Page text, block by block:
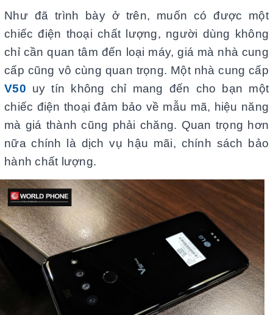
Như đã trình bày ở trên, muốn có được một
chiếc điện thoại chất lượng, người dùng không
chỉ cần quan tâm đến loại máy, giá mà nhà cung
cấp cũng vô cùng quan trọng. Một nhà cung cấp
V50 uy tín không chỉ mang đến cho bạn một
chiếc điện thoại đảm bảo về mẫu mã, hiệu năng
mà giá thành cũng phải chăng. Quan trọng hơn
nữa chính là dịch vụ hậu mãi, chính sách bảo
hành chất lượng.